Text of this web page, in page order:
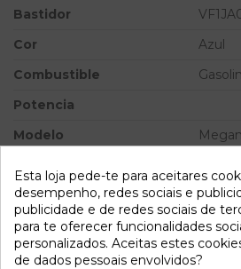
Bastidor
Cor
Azul
Combustible
Potencia
Modelo
Referência 801187
Disponível a partir de: 2022-04-06
Descrição
Esta loja pede-te para aceitares
desempenho, redes sociais e
publicidade e de redes sociais de
para te oferecer funcionalidades
personalizados. Aceitas estes
de dados pessoais envolvidos?